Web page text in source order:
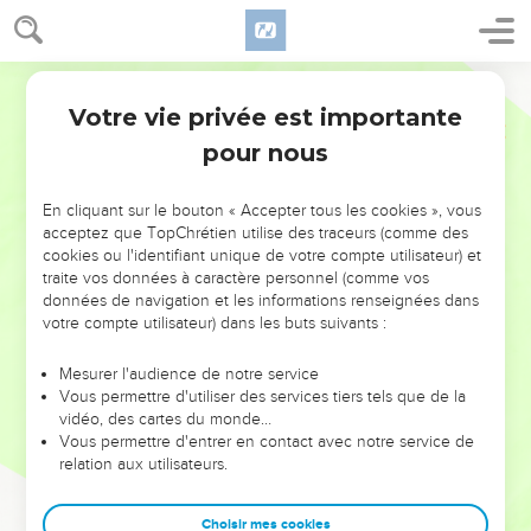
NE MANQUEZ PAS L’ÉVÉNEMENT
DE L’ANNÉE !
ET SI LEURS ERREURS POUVAIENT VOUS ÉVITER LES
VOTRES ?
leur foi ou leur vision. Mais on voit moins les doutes, les erreurs
et les saisons difficiles qu'ils ont traversés, alors même que ce
sont elles qui les ont façonnés.
Dans cette conférence, leaders, entrepreneurs, et responsables
clés pour avancer avec plus de sagesse afin que leurs erreurs
Votre vie privée est importante
pour nous
En cliquant sur le bouton « Accepter tous les cookies », vous
acceptez que TopChrétien utilise des traceurs (comme des
cookies ou l'identifiant unique de votre compte utilisateur) et
traite vos données à caractère personnel (comme vos
données de navigation et les informations renseignées dans
votre compte utilisateur) dans les buts suivants :
Mesurer l'audience de notre service
Vous permettre d'utiliser des services tiers tels que de la
vidéo, des cartes du monde…
Vous permettre d'entrer en contact avec notre service de
relation aux utilisateurs.
Choisir mes cookies